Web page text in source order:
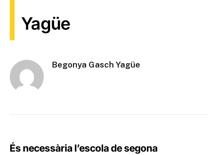
Yagüe
Begonya Gasch Yagüe
És necessària l’escola de segona